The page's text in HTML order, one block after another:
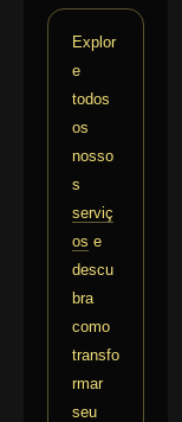
Explor
e
todos
os
nosso
s
serviç
os e
descu
bra
como
transfo
rmar
seu